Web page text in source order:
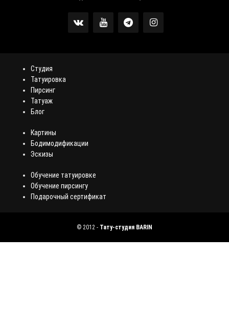
Студия
Татуировка
Пирсинг
Татуаж
Блог
Картины
Бодимодификации
Эскизы
Обучение татуировке
Обучение пирсингу
Подарочный сертификат
© 2012 - Тату-студия BARIN